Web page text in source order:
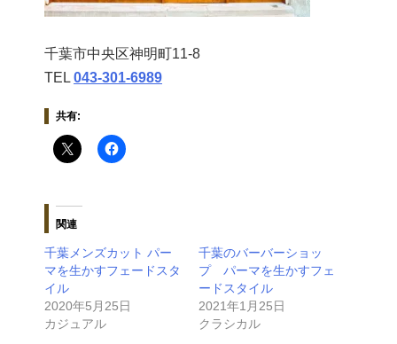
千葉市中央区神明町11-8
TEL 043‐301‐6989
共有:
関連
千葉メンズカット パー
マを生かすフェードスタ
イル
2020年5月25日
カジュアル
千葉のバーバーショッ
プ パーマを生かすフェ
ードスタイル
2021年1月25日
クラシカル